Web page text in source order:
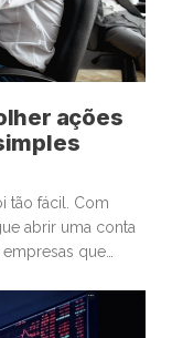
ações
tão fácil. Com
abrir uma conta
que
de novos
facilidade,